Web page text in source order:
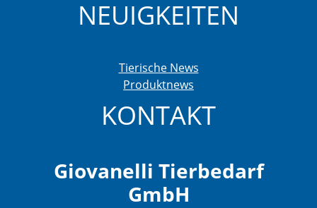
NEUIGKEITEN
Tierische News
Produktnews
KONTAKT
Giovanelli Tierbedarf
GmbH